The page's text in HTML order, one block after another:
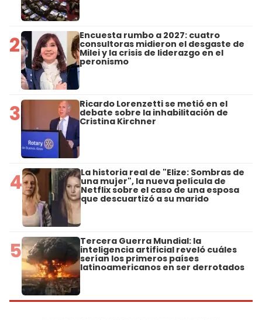
2 Encuesta rumbo a 2027: cuatro
consultoras midieron el desgaste de
Milei y la crisis de liderazgo en el
peronismo
3 Ricardo Lorenzetti se metió en el
debate sobre la inhabilitación de
Cristina Kirchner
4 La historia real de "Elize: Sombras de
una mujer", la nueva película de
Netflix sobre el caso de una esposa
que descuartizó a su marido
5 Tercera Guerra Mundial: la
inteligencia artificial reveló cuáles
serían los primeros países
latinoamericanos en ser derrotados